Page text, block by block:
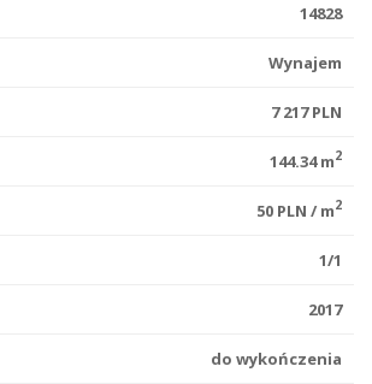
14828
Wynajem
7 217 PLN
144.34 m2
50 PLN / m2
1/1
2017
do wykończenia